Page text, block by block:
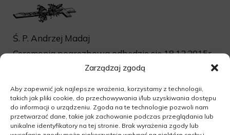
Zarządzaj zgodą
Aby zapewnić jak najlepsze wrażenia, korzystamy z technologii,
takich jak pliki cookie, do przechowywania i/lub uzyskiwania dostępu
do informacji o urządzeniu. Zgoda na te technologie pozwoli nam
przetwarzać dane, takie jak zachowanie podczas przeglądania lub
unikalne identyfikatory na tej stronie. Brak wyrażenia zgody lub
Ś. P. Andrzej Madaj
Ceremonia pogrezbowa odbędzie się 18.12.2015r.
o godzinie 12:00 w kaplicy na cmentarzu
odprowadzenie zmarłego na miejsce wiecznego
spoczynku.
O czym zawiadamia pogrążona w smutku